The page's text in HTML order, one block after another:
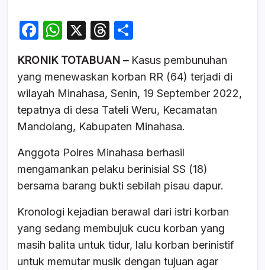
F
c
e
b
o
k
W
at
s
A
p
p
X
T
e
a
d
s
ar
e
KRONIK TOTABUAN –Kasus pembunuhan
yang menewaskan korban RR (64) terjadi di
wilayah Minahasa, Senin, 19 September 2022,
tepatnya di desa Tateli Weru, Kecamatan
Mandolang, Kabupaten Minahasa.
Anggota Polres Minahasa berhasil
mengamankan pelaku berinisial SS (18)
bersama barang bukti sebilah pisau dapur.
Kronologi kejadian berawal dari istri korban
yang sedang membujuk cucu korban yang
masih balita untuk tidur, lalu korban berinistif
untuk memutar musik dengan tujuan agar